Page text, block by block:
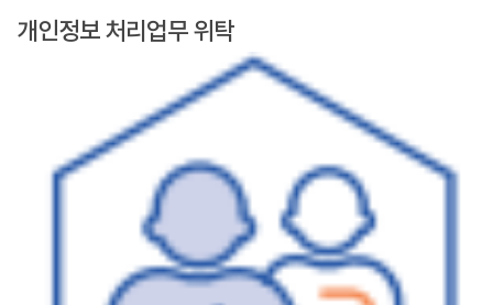
개인정보 처리업무 위탁